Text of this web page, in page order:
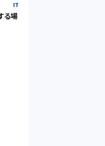
IT
る場